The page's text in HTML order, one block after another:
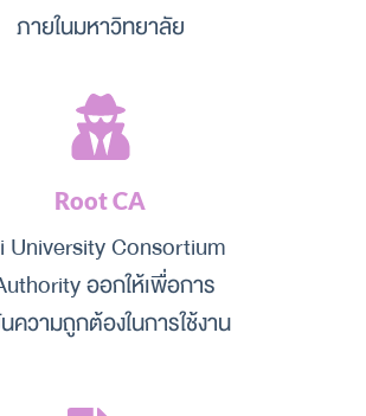
ภายในมหาวิทยาลัย
Root CA
University Consortium
ออกให้เพื่อการ
วามถูกต้องในการใช้งาน